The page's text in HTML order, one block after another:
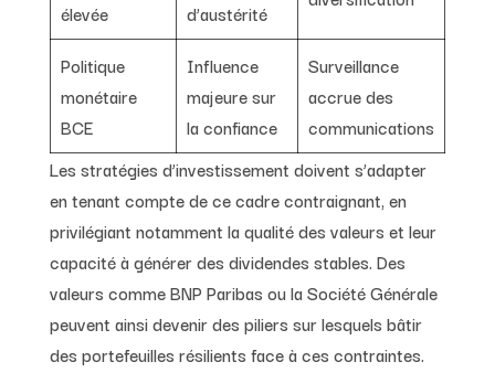
élevée
d’austérité
Politique
monétaire
BCE
Influence
majeure sur
la confiance
Surveillance
accrue des
communications
Les stratégies d’investissement doivent s’adapter
en tenant compte de ce cadre contraignant, en
privilégiant notamment la qualité des valeurs et leur
capacité à générer des dividendes stables. Des
valeurs comme BNP Paribas ou la Société Générale
peuvent ainsi devenir des piliers sur lesquels bâtir
des portefeuilles résilients face à ces contraintes.